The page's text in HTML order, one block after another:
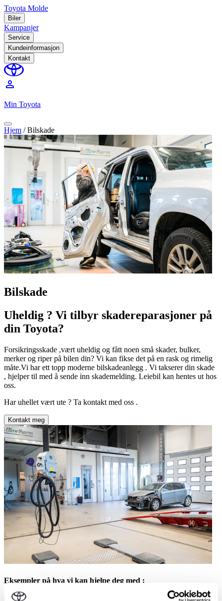
Toyota Molde
Biler
Kampanjer
Service
Kundeinformasjon
Kontakt
perm_identity
Min Toyota
Hjem /Bilskade
Bilskade
Uheldig ? Vi tilbyr skadereparasjoner på
din Toyota?
Forsikringsskade ,vært uheldig og fått noen små skader, bulker,
merker og riper på bilen din? Vi kan fikse det på en rask og rimelig
måte.Vi har ett topp moderne bilskadeanlegg . Vi takserer din skade
, hjelper til med å sende inn skademelding. Leiebil kan hentes ut hos
oss.
Har uhellet vært ute ? Ta kontakt med oss .
Kontakt meg
Eksempler på hva vi kan hjelpe deg med :